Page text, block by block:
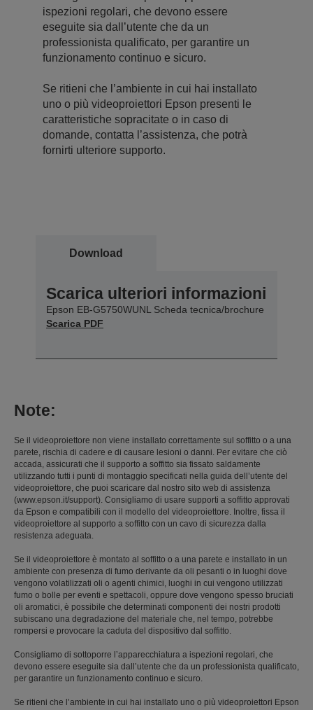
ispezioni regolari, che devono essere
eseguite sia dall’utente che da un
professionista qualificato, per garantire un
funzionamento continuo e sicuro.
Se ritieni che l’ambiente in cui hai installato
uno o più videoproiettori Epson presenti le
caratteristiche sopracitate o in caso di
domande, contatta l’assistenza, che potrà
fornirti ulteriore supporto.
Download
Scarica ulteriori informazioni
Epson EB-G5750WUNL Scheda tecnica/brochure
Scarica PDF
Note:
Se il videoproiettore non viene installato correttamente sul soffitto o a una
parete, rischia di cadere e di causare lesioni o danni. Per evitare che ciò
accada, assicurati che il supporto a soffitto sia fissato saldamente
utilizzando tutti i punti di montaggio specificati nella guida dell’utente del
videoproiettore, che puoi scaricare dal nostro sito web di assistenza
(www.epson.it/support). Consigliamo di usare supporti a soffitto approvati
da Epson e compatibili con il modello del videoproiettore. Inoltre, fissa il
videoproiettore al supporto a soffitto con un cavo di sicurezza dalla
resistenza adeguata.
Se il videoproiettore è montato al soffitto o a una parete e installato in un
ambiente con presenza di fumo derivante da oli pesanti o in luoghi dove
vengono volatilizzati oli o agenti chimici, luoghi in cui vengono utilizzati
fumo o bolle per eventi e spettacoli, oppure dove vengono spesso bruciati
oli aromatici, è possibile che determinati componenti dei nostri prodotti
subiscano una degradazione del materiale che, nel tempo, potrebbe
rompersi e provocare la caduta del dispositivo dal soffitto.
Consigliamo di sottoporre l’apparecchiatura a ispezioni regolari, che
devono essere eseguite sia dall’utente che da un professionista qualificato,
per garantire un funzionamento continuo e sicuro.
Se ritieni che l’ambiente in cui hai installato uno o più videoproiettori Epson